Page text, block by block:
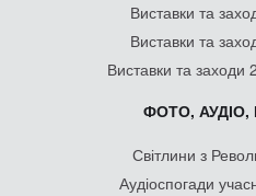
Виставки та
Виставки та
Виставки та заходи
ФОТО, АУДІО,
Світлини з
Аудіоспогади